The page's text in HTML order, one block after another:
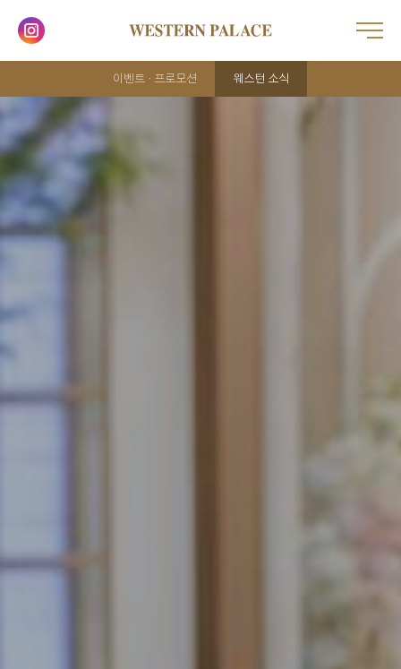
이벤트 · 프로모션 웨스턴 소식